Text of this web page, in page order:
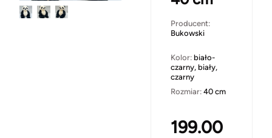
Producent:
Bukowski
Kolor: biało-
czarny, biały,
czarny
Rozmiar: 40 cm
199.00